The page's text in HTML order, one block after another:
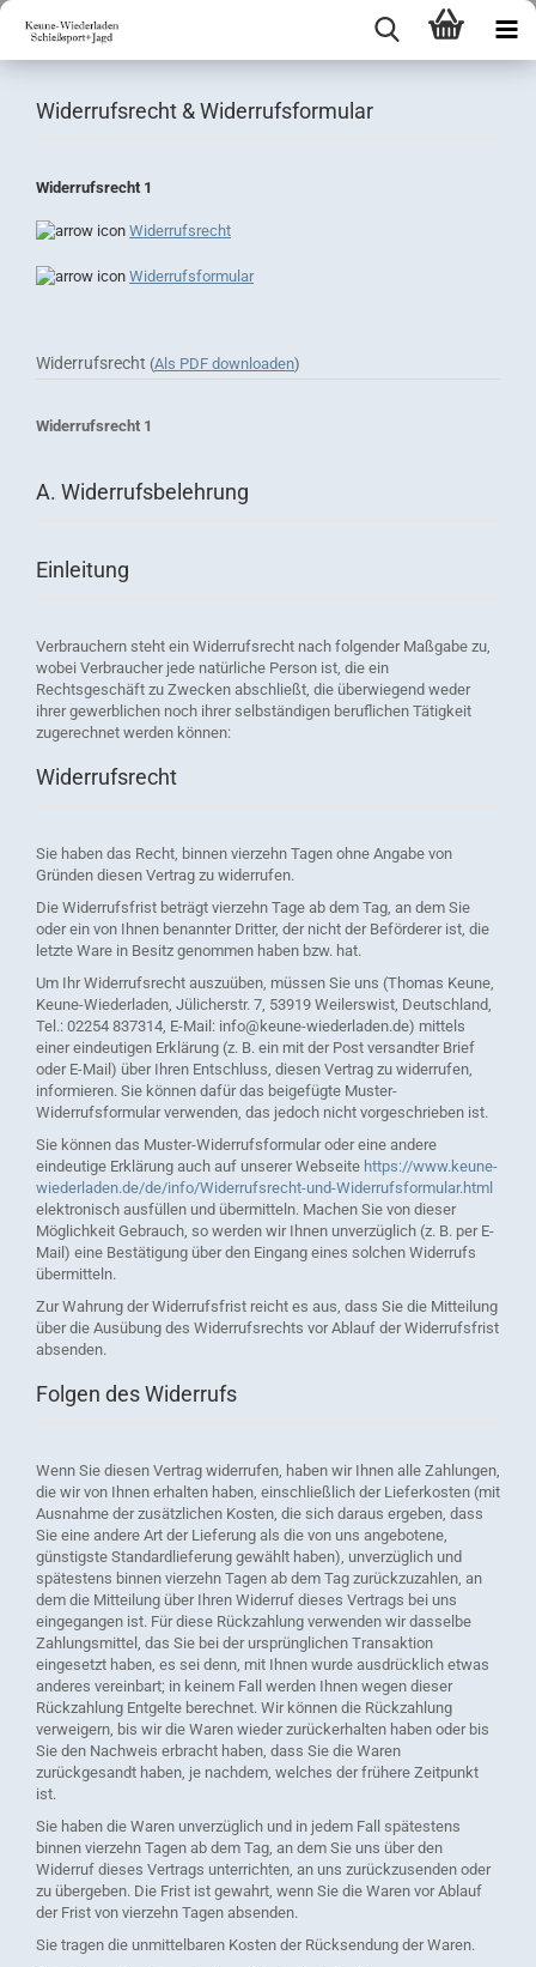
Widerrufsrecht & Widerrufsformular
Widerrufsrecht 1
Widerrufsrecht
Widerrufsformular
Widerrufsrecht (Als PDF downloaden)
Widerrufsrecht 1
A. Widerrufsbelehrung
Einleitung
Verbrauchern steht ein Widerrufsrecht nach folgender Maßgabe zu,
wobei Verbraucher jede natürliche Person ist, die ein
Rechtsgeschäft zu Zwecken abschließt, die überwiegend weder
ihrer gewerblichen noch ihrer selbständigen beruflichen Tätigkeit
zugerechnet werden können:
Widerrufsrecht
Sie haben das Recht, binnen vierzehn Tagen ohne Angabe von
Gründen diesen Vertrag zu widerrufen.
Die Widerrufsfrist beträgt vierzehn Tage ab dem Tag, an dem Sie
oder ein von Ihnen benannter Dritter, der nicht der Beförderer ist, die
letzte Ware in Besitz genommen haben bzw. hat.
Um Ihr Widerrufsrecht auszuüben, müssen Sie uns (Thomas Keune,
Keune-Wiederladen, Jülicherstr. 7, 53919 Weilerswist, Deutschland,
Tel.: 02254 837314, E-Mail: info@keune-wiederladen.de) mittels
einer eindeutigen Erklärung (z. B. ein mit der Post versandter Brief
oder E-Mail) über Ihren Entschluss, diesen Vertrag zu widerrufen,
informieren. Sie können dafür das beigefügte Muster-
Widerrufsformular verwenden, das jedoch nicht vorgeschrieben ist.
Sie können das Muster-Widerrufsformular oder eine andere
eindeutige Erklärung auch auf unserer Webseite https://www.keune-
wiederladen.de/de/info/Widerrufsrecht-und-Widerrufsformular.html
elektronisch ausfüllen und übermitteln. Machen Sie von dieser
Möglichkeit Gebrauch, so werden wir Ihnen unverzüglich (z. B. per E-
Mail) eine Bestätigung über den Eingang eines solchen Widerrufs
übermitteln.
Zur Wahrung der Widerrufsfrist reicht es aus, dass Sie die Mitteilung
über die Ausübung des Widerrufsrechts vor Ablauf der Widerrufsfrist
absenden.
Folgen des Widerrufs
Wenn Sie diesen Vertrag widerrufen, haben wir Ihnen alle Zahlungen,
die wir von Ihnen erhalten haben, einschließlich der Lieferkosten (mit
Ausnahme der zusätzlichen Kosten, die sich daraus ergeben, dass
Sie eine andere Art der Lieferung als die von uns angebotene,
günstigste Standardlieferung gewählt haben), unverzüglich und
spätestens binnen vierzehn Tagen ab dem Tag zurückzuzahlen, an
dem die Mitteilung über Ihren Widerruf dieses Vertrags bei uns
eingegangen ist. Für diese Rückzahlung verwenden wir dasselbe
Zahlungsmittel, das Sie bei der ursprünglichen Transaktion
eingesetzt haben, es sei denn, mit Ihnen wurde ausdrücklich etwas
anderes vereinbart; in keinem Fall werden Ihnen wegen dieser
Rückzahlung Entgelte berechnet. Wir können die Rückzahlung
verweigern, bis wir die Waren wieder zurückerhalten haben oder bis
Sie den Nachweis erbracht haben, dass Sie die Waren
zurückgesandt haben, je nachdem, welches der frühere Zeitpunkt
ist.
Sie haben die Waren unverzüglich und in jedem Fall spätestens
binnen vierzehn Tagen ab dem Tag, an dem Sie uns über den
Widerruf dieses Vertrags unterrichten, an uns zurückzusenden oder
zu übergeben. Die Frist ist gewahrt, wenn Sie die Waren vor Ablauf
der Frist von vierzehn Tagen absenden.
Sie tragen die unmittelbaren Kosten der Rücksendung der Waren.